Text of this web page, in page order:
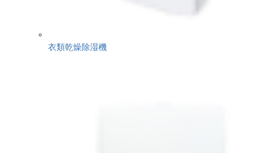
衣類乾燥除湿機